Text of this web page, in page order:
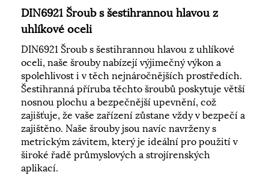
DIN6921 Šroub s šestihrannou hlavou z
uhlíkové oceli
DIN6921 Šroub s šestihrannou hlavou z uhlíkové
oceli, naše šrouby nabízejí výjimečný výkon a
spolehlivost i v těch nejnáročnějších prostředích.
Šestihranná příruba těchto šroubů poskytuje větší
nosnou plochu a bezpečnější upevnění, což
zajišťuje, že vaše zařízení zůstane vždy v bezpečí a
zajištěno. Naše šrouby jsou navíc navrženy s
metrickým závitem, který je ideální pro použití v
široké řadě průmyslových a strojírenských
aplikací.